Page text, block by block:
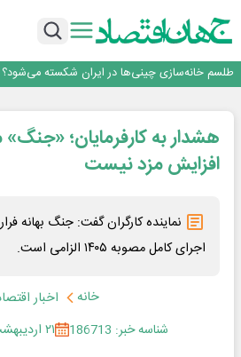
نرخ سود بانکی؛ تیغ دو لبه برای تولید و بازار سرمایه
طلسم خانه‌سازی چینی‌ها در ایران شکسته می‌شود؟
رییس‌کل بیمه مرکزی: برای حقوق مردم خط قرمز
هشدار به کارفرمایان؛ «جنگ»
افزایش مزد نیست
نماینده کارگران گفت: جنگ بهانه
اجرای کامل مصوبه ۱۴۰۵ الزامی است.
خانه
اخبار
شناسه خبر: 186713
۲۱ اردیبهشت ۱۴۰۵